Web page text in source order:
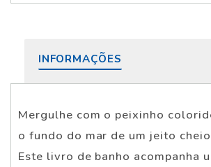
INFORMAÇÕES
Mergulhe com o peixinho
o fundo do mar de um jeito
Este livro de banho acompanha